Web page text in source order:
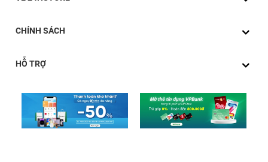
CHÍNH SÁCH
HỖ TRỢ